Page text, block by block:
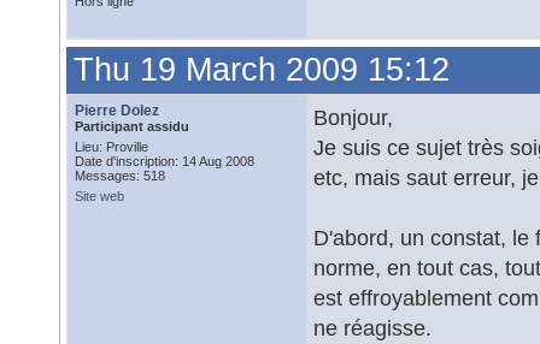
Thu 19 March 2009 15:12
Pierre Dolez
Participant assidu
Lieu: Proville
Date d'inscription: 14 Aug 2008
Messages: 518
Site web
Bonjour,
Je suis ce sujet très
etc, mais saut erreur,
D'abord, un constat, le
norme, en tout cas,
est effroyablement
ne réagisse.